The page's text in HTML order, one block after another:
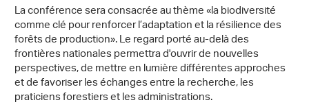
La conférence sera consacrée au thème «la biodiversité
comme clé pour renforcer l’adaptation et la résilience des
forêts de production». Le regard porté au-delà des
frontières nationales permettra d'ouvrir de nouvelles
perspectives, de mettre en lumière différentes approches
et de favoriser les échanges entre la recherche, les
praticiens forestiers et les administrations.